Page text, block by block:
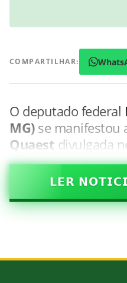
COMPARTILHAR:
O deputado federal
MG)se manifestou
Quaest divulgada
𝗟𝗘𝗥